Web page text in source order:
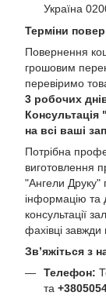
Україна
Терміни
Повернення
грошовим
перевіримо
3 робочих
Консультація
на всі ваші
Потрібна
виготовлення
"Ангели Друку"
інформацію та
консультації
фахівці завжди
Зв’яжіться з
Телефон:
та